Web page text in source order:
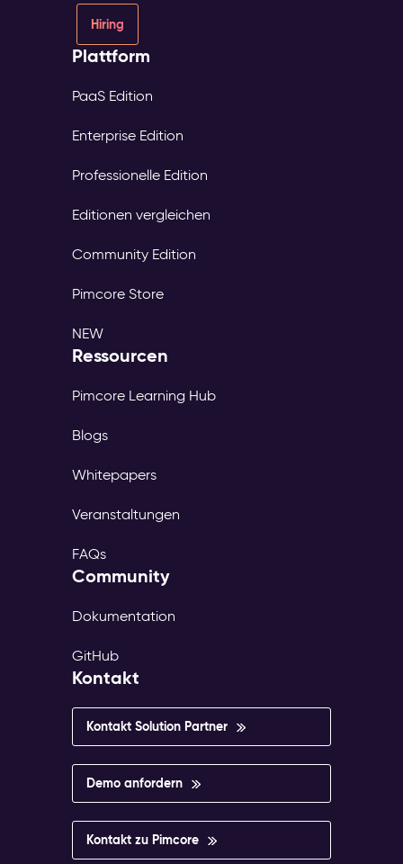
Hiring
Plattform
PaaS Edition
Enterprise Edition
Professionelle Edition
Editionen vergleichen
Community Edition
Pimcore Store
NEW
Ressourcen
Pimcore Learning Hub
Blogs
Whitepapers
Veranstaltungen
FAQs
Community
Dokumentation
GitHub
Kontakt
Kontakt Solution Partner
Demo anfordern
Kontakt zu Pimcore